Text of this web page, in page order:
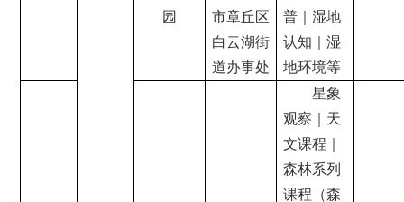
园
市章丘区
白云湖街
道办事处
普｜湿地
认知｜湿
地环境等
星象
观察｜天
文课程｜
森林系列
课程（森